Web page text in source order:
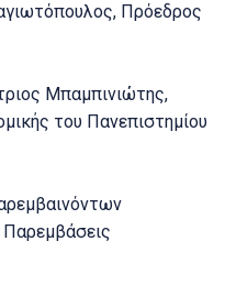
Πρόεδρος
Μπαμπινιώτης,
του Πανεπιστημίου